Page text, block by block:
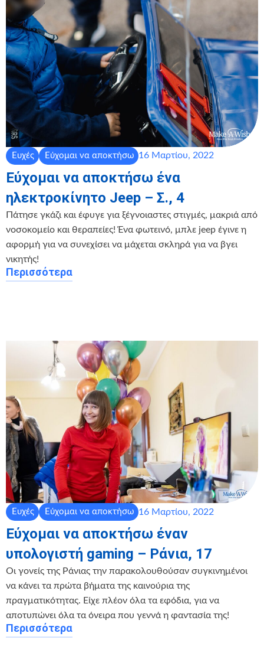
Ευχές Εύχομαι να αποκτήσω 16 Μαρτίου, 2022
Εύχομαι να αποκτήσω ένα
ηλεκτροκίνητο Jeep – Σ., 4
Πάτησε γκάζι και έφυγε για ξέγνοιαστες στιγμές, μακριά από
νοσοκομείο και θεραπείες! Ένα φωτεινό, μπλε jeep έγινε η
αφορμή για να συνεχίσει να μάχεται σκληρά για να βγει
νικητής!
Περισσότερα
Ευχές Εύχομαι να αποκτήσω 16 Μαρτίου, 2022
Εύχομαι να αποκτήσω έναν
υπολογιστή gaming – Ράνια, 17
Οι γονείς της Ράνιας την παρακολουθούσαν συγκινημένοι
να κάνει τα πρώτα βήματα της καινούρια της
πραγματικότητας. Είχε πλέον όλα τα εφόδια, για να
αποτυπώνει όλα τα όνειρα που γεννά η φαντασία της!
Περισσότερα